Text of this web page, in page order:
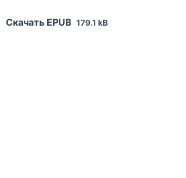
Скачать EPUB 179.1 kB